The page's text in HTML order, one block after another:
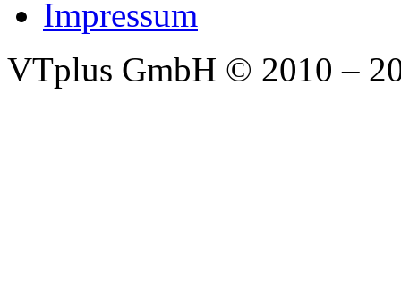
Impressum
VTplus GmbH © 2010 –